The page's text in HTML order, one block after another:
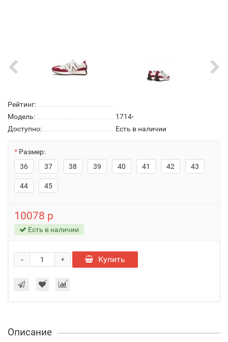
Рейтинг:
Модель:
1714-
Доступно:
Есть в наличии
Размер:
36
37 38 39 40 41 42 43
44 45
10078 р
Есть в наличии
+
- Купить
Описание